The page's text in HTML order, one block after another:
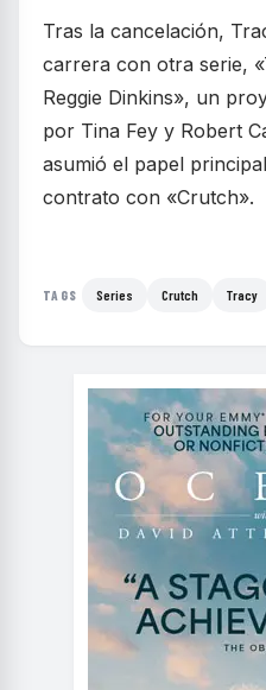
Tras la cancelación,
carrera con otra serie,
Reggie Dinkins», un
por Tina Fey y Robert
asumió el papel
contrato con «Crutch».
TAGS Series Crutch Tracy